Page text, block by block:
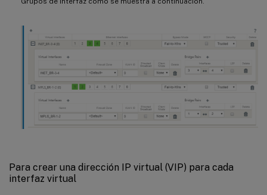
Para crear una dirección IP virtual (VIP) para cada
interfaz virtual